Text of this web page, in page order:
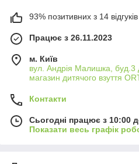
93% позитивних з 14 відгуків
Працює з 26.11.2023
м. Київ
вул. Андрія Малишка, буд.3
магазин дитячого взуття
Контакти
Сьогодні працює з 10:00
Показати весь графік